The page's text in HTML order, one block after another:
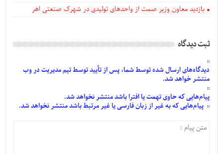
بازدید معاون وزیر صمت از واحدهای تولیدی در شهرک صنعتی اهر
ثبت دیدگاه
دیدگاه‌هایارسالشدهتوسط شما، پس ازتأییدتوسط تیم مدیریت در وب
منتشر خواهد شد.
پیام‌هاییکه حاوی تهمت یا افترا باشد منتشر نخواهد شد.
پیام‌هاییکه به غیر از زبان فارسی یا غیر مرتبط باشد منتشر نخواهد شد.